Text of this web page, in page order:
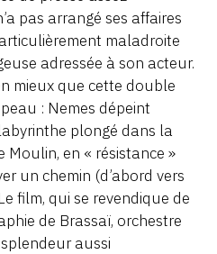
pas arrangé ses affaires
maladroite
adressée à son acteur.
mieux que cette double
: Nemes dépeint
plongé dans la
en « résistance »
un chemin (d’abord vers
film, qui se revendique de
de Brassaï, orchestre
aussi